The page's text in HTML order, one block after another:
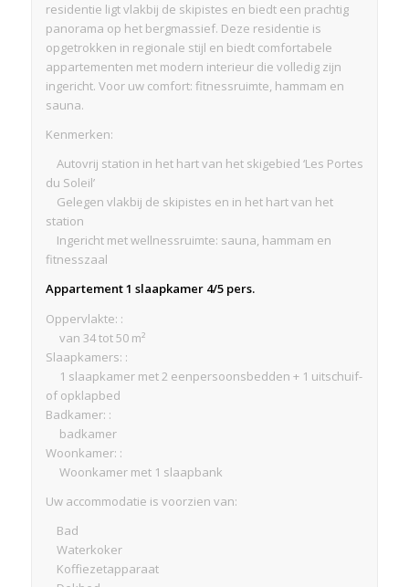
residentie ligt vlakbij de skipistes en biedt een prachtig
panorama op het bergmassief. Deze residentie is
opgetrokken in regionale stijl en biedt comfortabele
appartementen met modern interieur die volledig zijn
ingericht. Voor uw comfort: fitnessruimte, hammam en
sauna.
Kenmerken:
Autovrij station in het hart van het skigebied ‘Les Portes
du Soleil’
Gelegen vlakbij de skipistes en in het hart van het
station
Ingericht met wellnessruimte: sauna, hammam en
fitnesszaal
Appartement 1 slaapkamer 4/5 pers.
Oppervlakte: :
van 34 tot 50 m²
Slaapkamers: :
1 slaapkamer met 2 eenpersoonsbedden + 1 uitschuif-
of opklapbed
Badkamer: :
badkamer
Woonkamer: :
Woonkamer met 1 slaapbank
Uw accommodatie is voorzien van:
Bad
Waterkoker
Koffiezetapparaat